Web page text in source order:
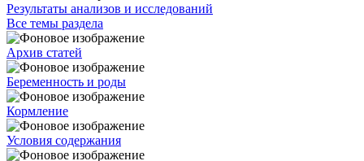
Результаты анализов и исследований
Все темы раздела
Архив статей
Беременность и роды
Кормление
Условия содержания